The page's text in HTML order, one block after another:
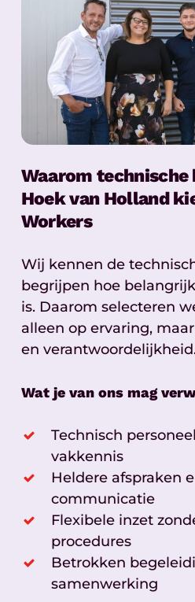
Waarom technische
Hoek van Holland
Workers
Wij kennen de
begrijpen hoe
is. Daarom selecteren
alleen op ervaring,
en
Wat je van ons mag
Technisch
vakkennis
Heldere afspraken
communicatie
Flexibele inzet
procedures
Betrokken
samenwerking